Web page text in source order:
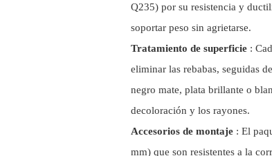
Q235) por su resistencia y
soportar peso sin agrietarse.
Tratamiento de superficie :
eliminar las rebabas, seguidas
negro mate, plata brillante o
decoloración y los rayones.
Accesorios de montaje : El
mm) que son resistentes a la